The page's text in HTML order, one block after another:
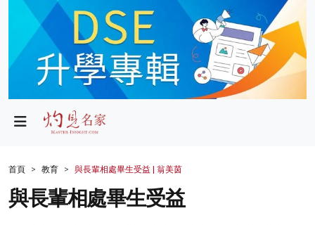
政局
財經
生活
首頁 教育 與長輩相處畢生受益 | 翁美茵
與長輩相處畢生受益